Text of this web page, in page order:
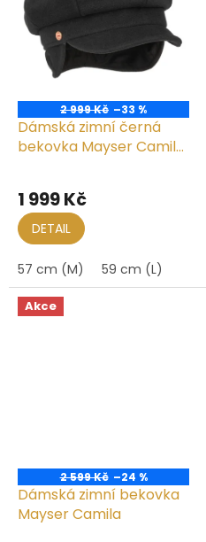
2 999 Kč –33 %
Dámská zimní černá
bekovka Mayser Camila
1 999 Kč
DETAIL
57 cm (M) 59 cm (L)
Akce
2 599 Kč –24 %
Dámská zimní bekovka
Mayser Camila